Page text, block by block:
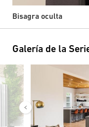
Bisagra oculta
Galería de la